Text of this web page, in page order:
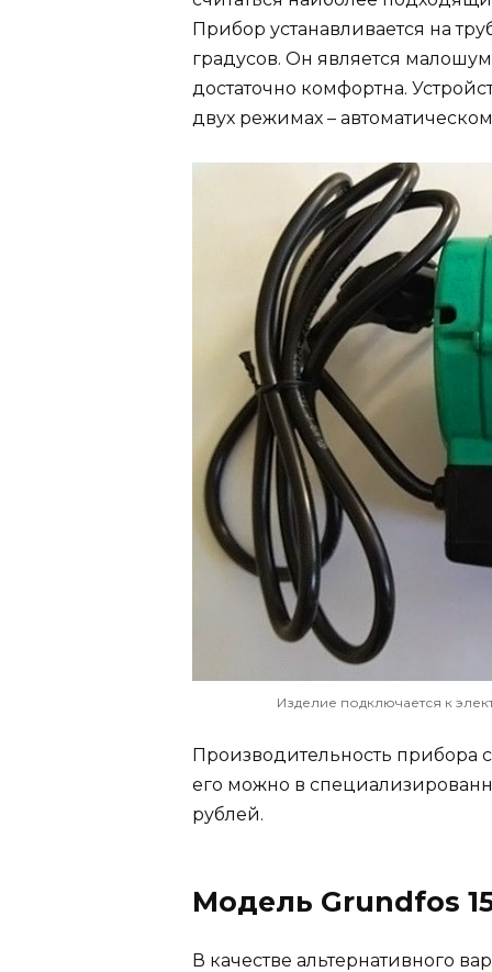
Прибор устанавливается на
градусов. Он является
достаточно комфортна.
двух режимах –
Изделие подключается к
Производительность прибора
его можно в
рублей.
Модель Grundfos
В качестве альтернативного